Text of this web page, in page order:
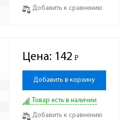
Добавить к сравнению
Цена: 142 Р
-
Добавить в корзину
Товар есть в наличии
Добавить к сравнению